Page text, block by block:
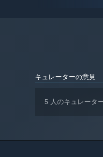
キュレーターの意見
5 人のキュレータ